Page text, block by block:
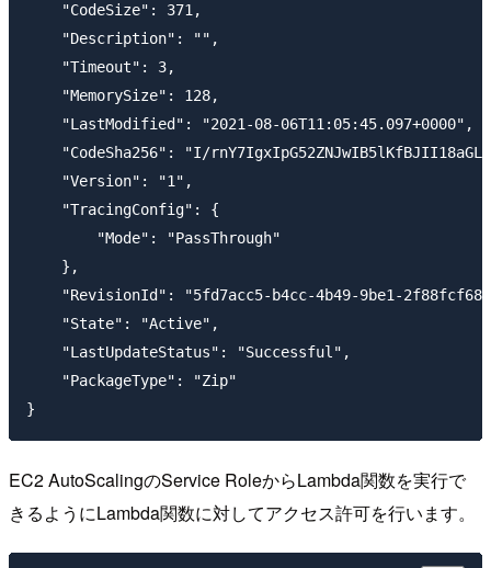
    "CodeSize": 371,
    "Description": "",
    "Timeout": 3,
    "MemorySize": 128,
    "LastModified": "2021-08-06T11:05:45.097+0000",
"CodeSha256": "I/
    "Version": "1",
    "TracingConfig": {
        "Mode": "PassThrough"
    },
"RevisionId": "5fd7acc5-b4cc-4b49-9be1-
    "State": "Active",
    "LastUpdateStatus": "Successful",
    "PackageType": "Zip"
EC2 AutoScalingのService RoleからLambda関数を実行で
きるようにLambda関数に対してアクセス許可を行います。